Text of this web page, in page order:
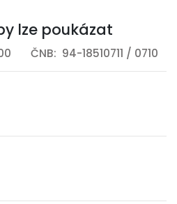
lze poukázat
ČNB: 94-18510711 / 0710